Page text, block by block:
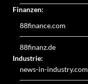
Finanzen:
88finance.com
88finanz.de
Industrie:
news-in-industry.com